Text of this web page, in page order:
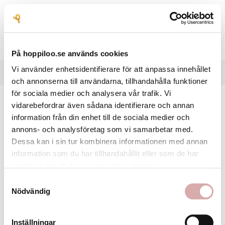
På hoppiloo.se används cookies
Vi använder enhetsidentifierare för att anpassa innehållet
och annonserna till användarna, tillhandahålla funktioner
för sociala medier och analysera vår trafik. Vi
vidarebefordrar även sådana identifierare och annan
information från din enhet till de sociala medier och
annons- och analysföretag som vi samarbetar med.
Dessa kan i sin tur kombinera informationen med annan
information som du har tillhandahållit eller som de har
Nödvändig
Inställningar

HEM REFLEX
Ursäkta olägenheten.
Sök igen efter det du söker